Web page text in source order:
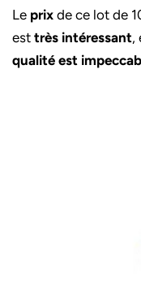
Le prix de ce lot de
est très intéressant,
qualité est